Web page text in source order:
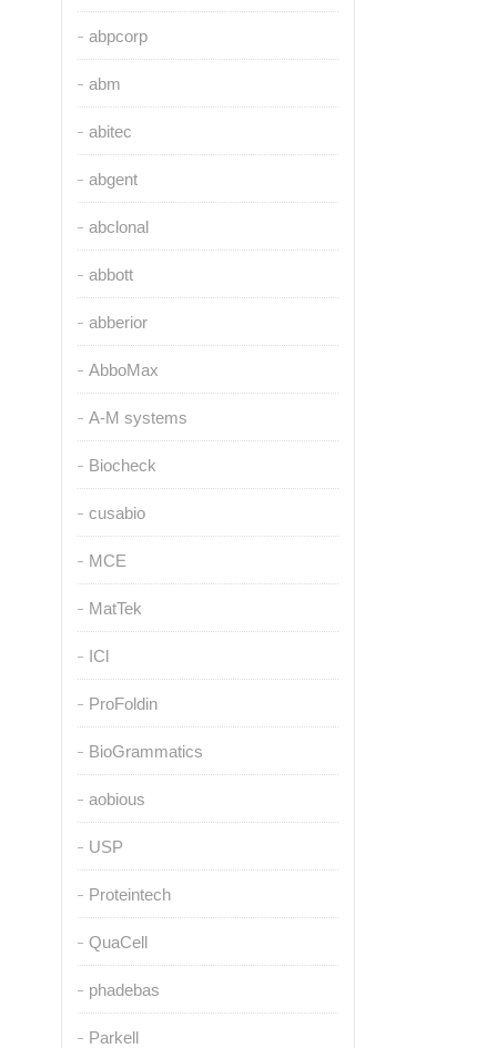
abpcorp
abm
abitec
abgent
abclonal
abbott
abberior
AbboMax
A-M systems
Biocheck
cusabio
MCE
MatTek
ICl
ProFoldin
BioGrammatics
aobious
USP
Proteintech
QuaCell
phadebas
Parkell